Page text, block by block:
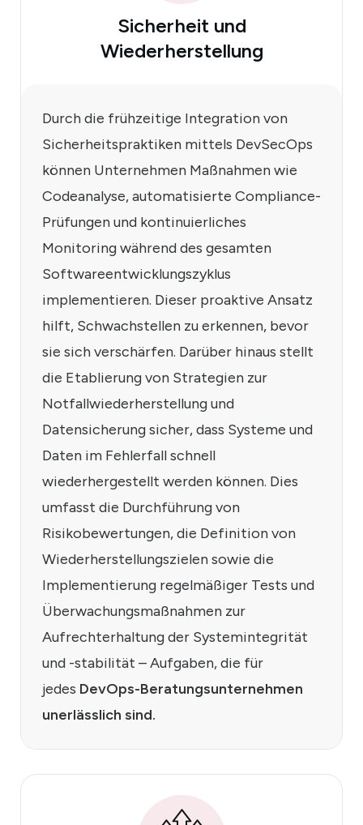
Sicherheit und
Wiederherstellung
Durch die frühzeitige Integration von
Sicherheitspraktiken mittels DevSecOps
können Unternehmen Maßnahmen wie
Codeanalyse, automatisierte Compliance-
Prüfungen und kontinuierliches
Monitoring während des gesamten
Softwareentwicklungszyklus
implementieren. Dieser proaktive Ansatz
hilft, Schwachstellen zu erkennen, bevor
sie sich verschärfen. Darüber hinaus stellt
die Etablierung von Strategien zur
Notfallwiederherstellung und
Datensicherung sicher, dass Systeme und
Daten im Fehlerfall schnell
wiederhergestellt werden können. Dies
umfasst die Durchführung von
Risikobewertungen, die Definition von
Wiederherstellungszielen sowie die
Implementierung regelmäßiger Tests und
Überwachungsmaßnahmen zur
Aufrechterhaltung der Systemintegrität
und -stabilität – Aufgaben, die für
jedes DevOps-Beratungsunternehmen
unerlässlich sind.